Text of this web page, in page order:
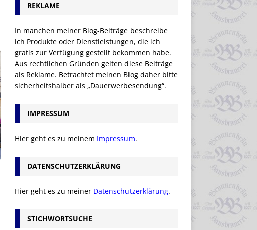
REKLAME
In manchen meiner Blog-Beiträge beschreibe
ich Produkte oder Dienstleistungen, die ich
gratis zur Verfügung gestellt bekommen habe.
Aus rechtlichen Gründen gelten diese Beiträge
als Reklame. Betrachtet meinen Blog daher bitte
sicherheitshalber als „Dauerwerbesendung“.
IMPRESSUM
Hier geht es zu meinem Impressum.
DATENSCHUTZERKLÄRUNG
Hier geht es zu meiner Datenschutzerklärung.
STICHWORTSUCHE